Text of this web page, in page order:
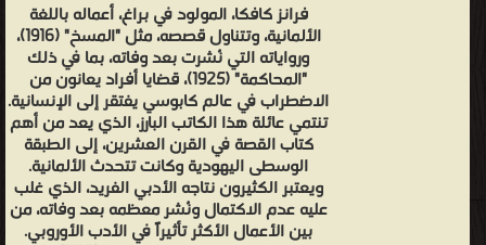
فرانز كافكا، المولود في براغ، أعماله باللغة
الألمانية، وتتناول قصصه، مثل "المسخ" (1916)،
ورواياته التي نُشرت بعد وفاته، بما في ذلك
"المحاكمة" (1925)، قضايا أفراد يعانون من
الاضطراب في عالم كابوسي يفتقر إلى الإنسانية. ​
تنتمي عائلة هذا الكاتب البارز، الذي يعد من أهم
كتاب القصة في القرن العشرين، إلى الطبقة
الوسطى اليهودية وكانت تتحدث الألمانية.
ويعتبر الكثيرون نتاجه الأدبي الفريد، الذي غلب
عليه عدم الاكتمال ونُشر معظمه بعد وفاته، من
بين الأعمال الأكثر تأثيراً في الأدب الأوروبي. ​